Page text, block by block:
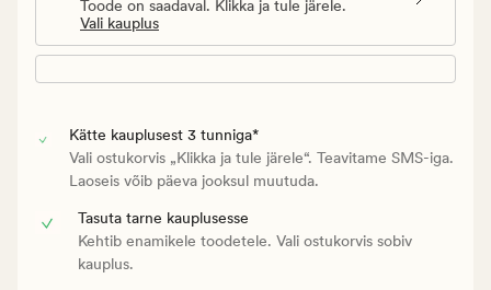
Toode on saadaval. Klikka ja tule järele.
Vali kauplus
Kätte kauplusest 3 tunniga*
Vali ostukorvis „Klikka ja tule järele“. Teavitame SMS-iga.
Laoseis võib päeva jooksul muutuda.
Tasuta tarne kauplusesse
Kehtib enamikele toodetele. Vali ostukorvis sobiv
kauplus.